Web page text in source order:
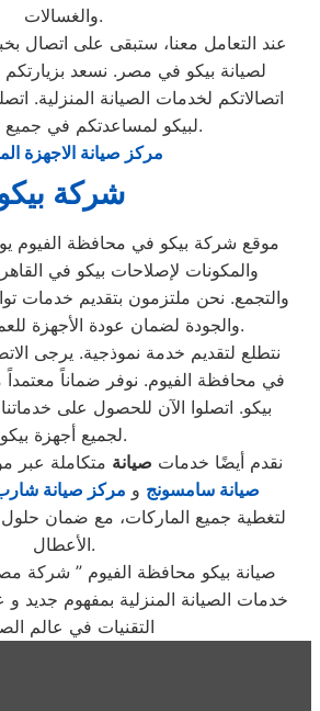
والغسالات.
عند التعامل معنا، ستبقى على اتصال
لصيانة بيكو في مصر. نسعد بزيارتكم
اتصالاتكم لخدمات الصيانة المنزلية.
لبيكو لمساعدتكم في جميع أنحاء مصر.
مركز صيانة الاجهزة
شركة بيكو
والمكونات لإصلاحات بيكو في
والتجمع. نحن ملتزمون بتقديم خدمات
والجودة لضمان عودة الأجهزة للعمل بأقصى كفاءة.
نتطلع لتقديم خدمة نموذجية. يرجى
في محافظة الفيوم. نوفر ضماناً
بيكو. اتصلوا الآن للحصول على
لجميع أجهزة بيكو.
نقدم أيضًا خدمات صيانة متكاملة عبر
صيانة سامسونج و مركز صيانة
لتغطية جميع الماركات، مع ضمان
الأعطال.
صيانة بيكو محافظة الفيوم ” شركة
خدمات الصيانة المنزلية بمفهوم
التقنيات في عالم